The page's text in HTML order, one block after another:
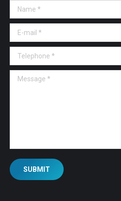
Name *
E-mail *
Telephone *
Message *
SUBMIT